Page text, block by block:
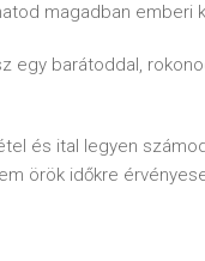
magadban emberi
egy barátoddal,
és ital legyen
örök időkre